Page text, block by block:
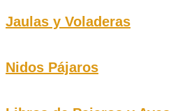
Jaulas y Voladeras
Nidos Pájaros